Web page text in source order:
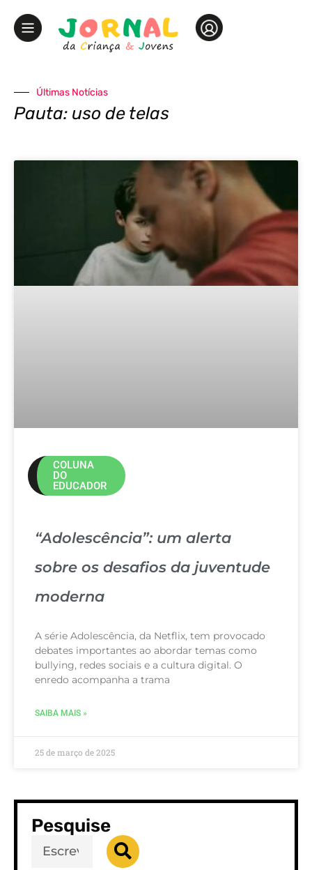
Últimas Notícias
Pauta: uso de telas
COLUNA
DO
EDUCADOR
“Adolescência”: um alerta
sobre os desafios da juventude
moderna
A série Adolescência, da Netflix, tem provocado
debates importantes ao abordar temas como
bullying, redes sociais e a cultura digital. O
enredo acompanha a trama
SAIBA MAIS »
25 de março de 2025
Pesquise